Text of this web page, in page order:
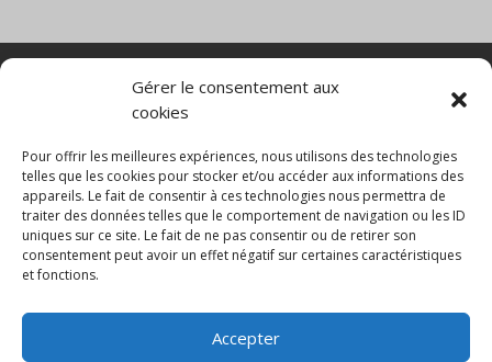
Gérer le consentement aux
cookies
Pour offrir les meilleures expériences, nous utilisons des technologies
telles que les cookies pour stocker et/ou accéder aux informations des
appareils. Le fait de consentir à ces technologies nous permettra de
traiter des données telles que le comportement de navigation ou les ID
uniques sur ce site. Le fait de ne pas consentir ou de retirer son
consentement peut avoir un effet négatif sur certaines caractéristiques
et fonctions.
Accepter
Transpalette electrique
CGV
Mentions légales
Politique de confidentialité et protection des
données
Paiement sécurisé
Gérer mes cookies
Nous contacter
Guides d’achat
Secteurs d’activité
Engins de manutention
Blanchisserie